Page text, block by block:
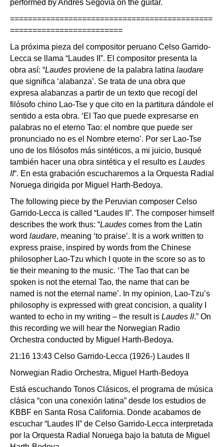
performed by Andrés Segovia on the guitar.
=============================================
=========================
La próxima pieza del compositor peruano Celso Garrido-
Lecca se llama “Laudes II”. El compositor presenta la
obra así: “Laudes proviene de la palabra latina laudare
que significa ‘alabanza’. Se trata de una obra que
expresa alabanzas a partir de un texto que recogí del
filósofo chino Lao-Tse y que cito en la partitura dándole el
sentido a esta obra. ‘El Tao que puede expresarse en
palabras no el eterno Tao: el nombre que puede ser
pronunciado no es el Nombre eterno’. Por ser Lao-Tse
uno de los filósofos más sintéticos, a mi juicio, busqué
también hacer una obra sintética y el resulto es Laudes
II“. En esta grabación escucharemos a la Orquesta Radial
Noruega dirigida por Miguel Harth-Bedoya.
The following piece by the Peruvian composer Celso
Garrido-Lecca is called “Laudes II”. The composer himself
describes the work thus: “Laudes comes from the Latin
word laudare, meaning ‘to praise’. It is a work written to
express praise, inspired by words from the Chinese
philosopher Lao-Tzu which I quote in the score so as to
tie their meaning to the music. ‘The Tao that can be
spoken is not the eternal Tao, the name that can be
named is not the eternal name’. In my opinion, Lao-Tzu’s
philosophy is expressed with great concision, a quality I
wanted to echo in my writing – the result is Laudes II.” On
this recording we will hear the Norwegian Radio
Orchestra conducted by Miguel Harth-Bedoya.
21:16 13:43 Celso Garrido-Lecca (1926-) Laudes II
Norwegian Radio Orchestra, Miguel Harth-Bedoya
Está escuchando Tonos Clásicos, el programa de música
clásica “con una conexión latina” desde los estudios de
KBBF en Santa Rosa California. Donde acabamos de
escuchar “Laudes II” de Celso Garrido-Lecca interpretada
por la Orquesta Radial Noruega bajo la batuta de Miguel